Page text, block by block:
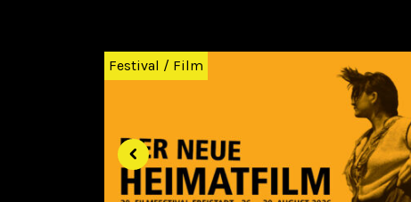
Festival / Film